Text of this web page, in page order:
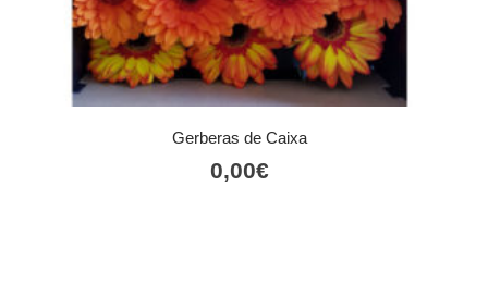
Gerberas de Caixa
0,00€